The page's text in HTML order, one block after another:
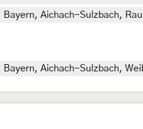
Bayern, Aichach-Sulzbach,
Bayern, Aichach-Sulzbach,